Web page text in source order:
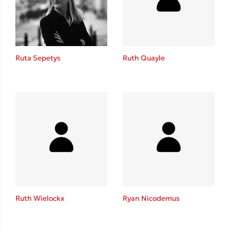
Ruta Sepetys Ruth Quayle
Ruth Wielockx Ryan Nicodemus